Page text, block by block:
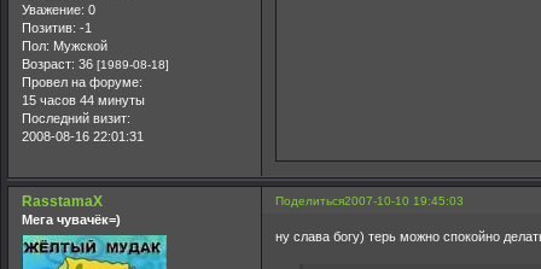
Уважение: 0
Позитив: -1
Пол: Мужской
Возраст: 36 [1989-08-18]
Провел на форуме:
15 часов 44 минуты
Последний визит:
2008-08-16 22:01:31
Поделиться2007-10-10 19:45:03
RasstamaX
Мега чувачёк=)
ну слава богу) терь можно спокойно